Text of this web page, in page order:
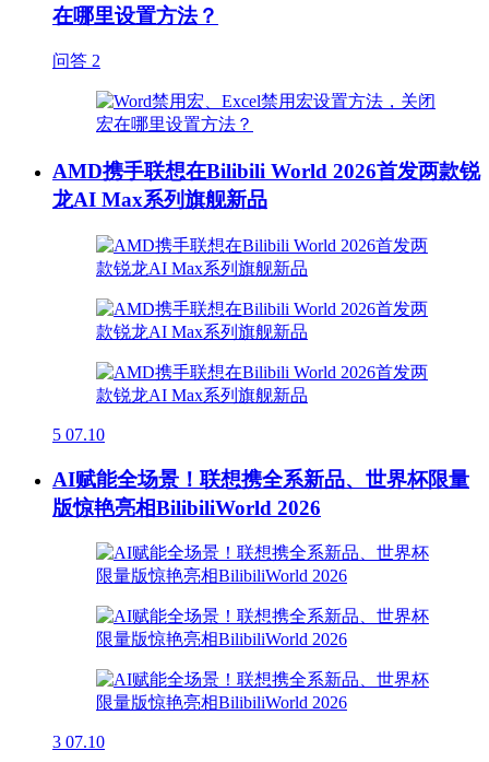
在哪里设置方法？
问答 2
AMD携手联想在Bilibili World 2026首发两款锐
龙AI Max系列旗舰新品
5 07.10
AI赋能全场景！联想携全系新品、世界杯限量
版惊艳亮相BilibiliWorld 2026
3 07.10